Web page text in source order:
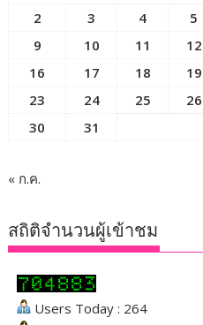
2
3 4 5
9
10 11 12
16
17 18 19
23
24 25 26
30
31
« ก.ค.
สถิติจำนวนผู้เข้าชม
Users Today : 264